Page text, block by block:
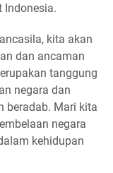
Indonesia.
kita akan
dan ancaman
tanggung
negara dan
beradab. Mari kita
negara
kehidupan